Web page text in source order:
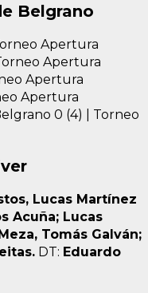
Belgrano
Apertura
Apertura
Apertura
Apertura
0 (4) | Torneo
Lucas Martínez
Acuña; Lucas
Tomás Galván;
DT: Eduardo